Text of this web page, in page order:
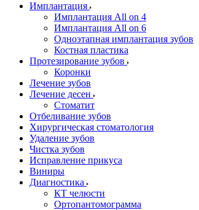
Имплантация
Имплантация All on 4
Имплантация All on 6
Одноэтапная имплантация зубов
Костная пластика
Протезирование зубов
Коронки
Лечение зубов
Лечение десен
Стоматит
Отбеливание зубов
Хирургическая стоматология
Удаление зубов
Чистка зубов
Исправление прикуса
Виниры
Диагностика
КТ челюсти
Ортопантомограмма